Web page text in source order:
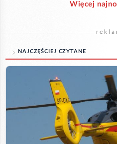
Więcej
NAJCZĘŚCIEJ CZYTANE